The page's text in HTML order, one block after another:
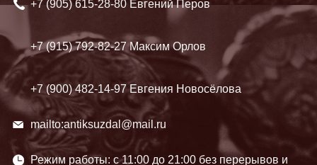
+7 (905)615-28-80 Евгений Перов
+7 (915)792-82-27 Максим Орлов
+7 (900)482-14-97 Евгения Новосёлова
mailto:antiksuzdal@mail.ru
Режим работы: c 11:00 до 21:00 без перерывов и